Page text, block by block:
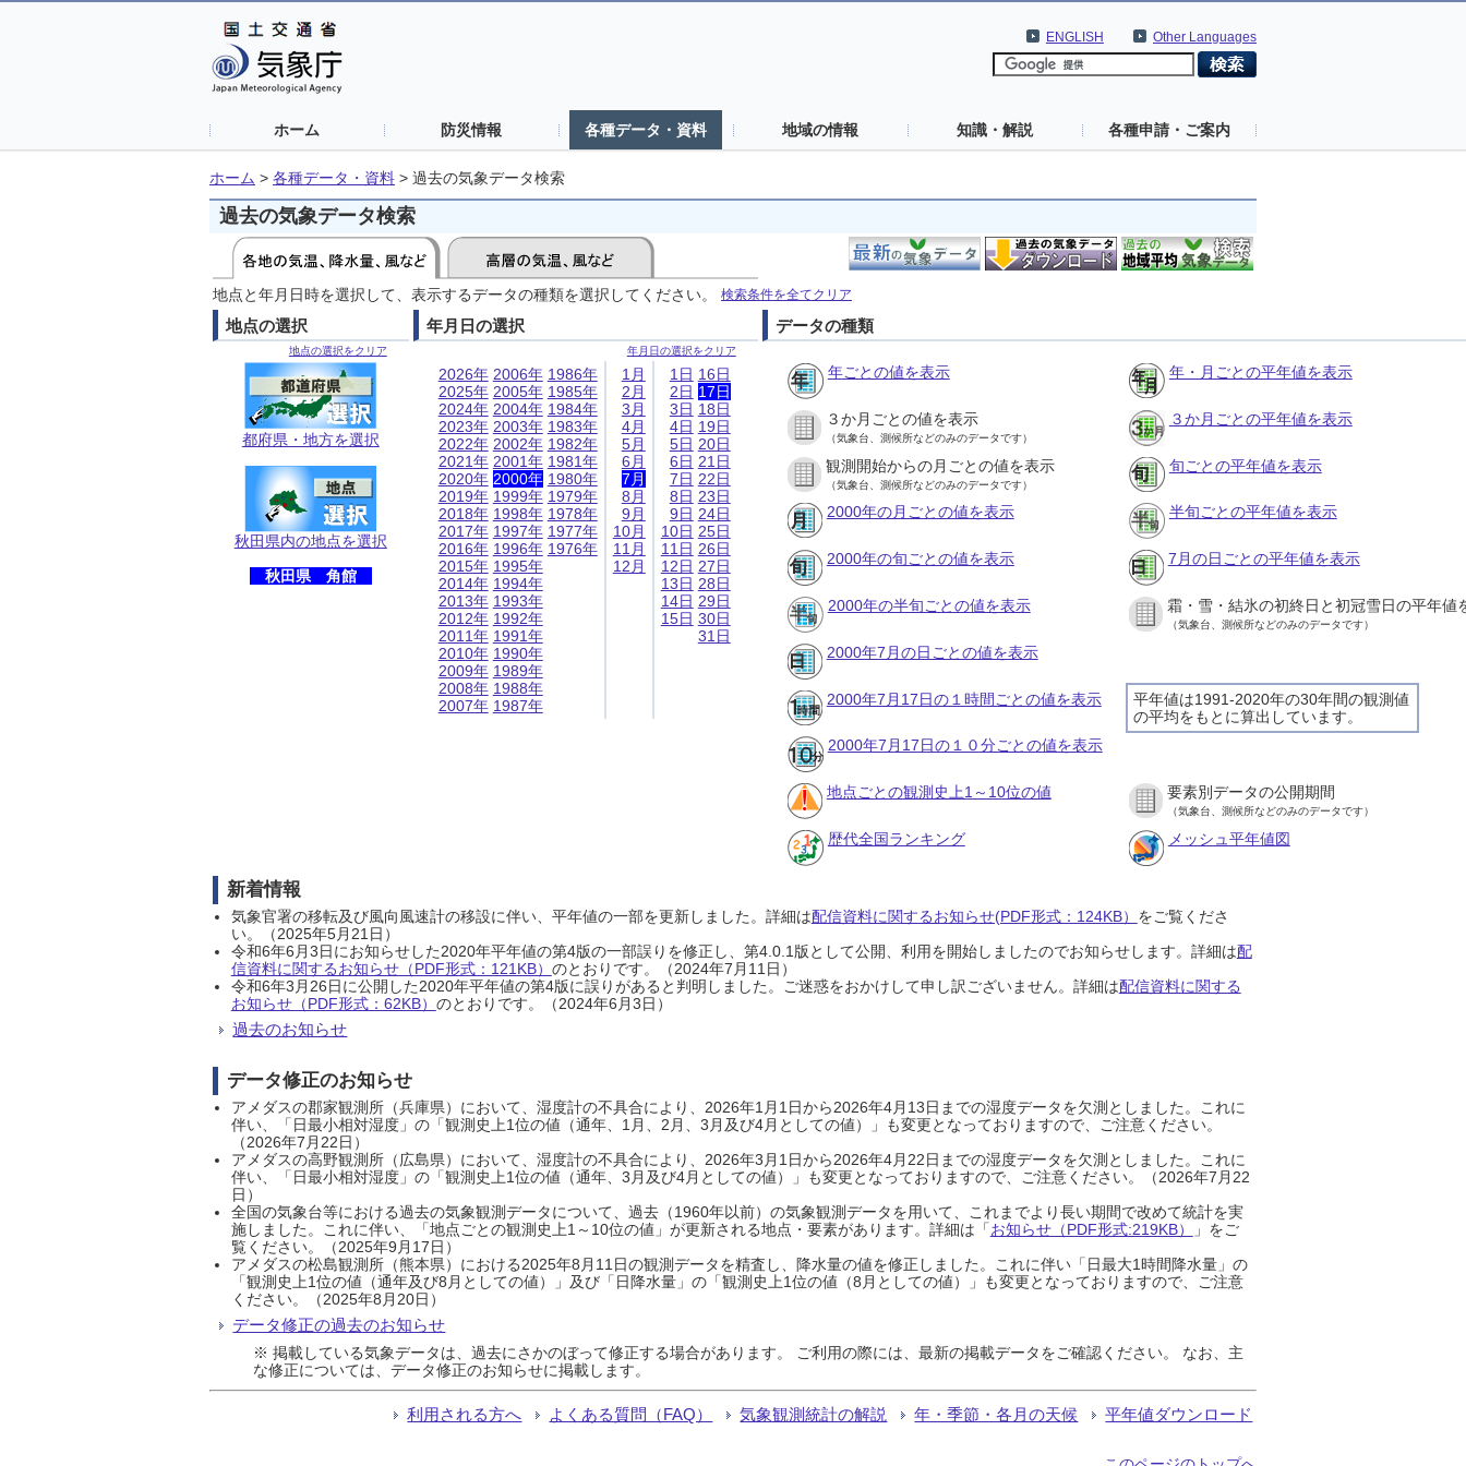
Other Languages
ENGLISH
ホーム 防災情報 各種データ・資料 地域の情報 知識・解説 各種申請・ご案内
ホーム > 各種データ・資料 > 過去の気象データ検索
過去の気象データ検索
地点と年月日時を選択して、表示するデータの種類を選択してください。 検索条件を全てクリア
地点の選択
地点の選択をクリア
都府県・地方を選択
秋田県内の地点を選択
秋田県 角館
年月日の選択
年月日の選択をクリア
2026年
2025年
2024年
2023年
2022年
2021年
2020年
2019年
2018年
2017年
2016年
2015年
2014年
2013年
2012年
2011年
2010年
2009年
2008年
2007年
2006年
2005年
2004年
2003年
2002年
2001年
2000年
1999年
1998年
1997年
1996年
1995年
1994年
1993年
1992年
1991年
1990年
1989年
1988年
1987年
1986年
1985年
1984年
1983年
1982年
1981年
1980年
1979年
1978年
1977年
1976年
1月
2月
3月
4月
5月
6月
7月
8月
9月
10月
11月
12月
1日
2日
3日
4日
5日
6日
7日
8日
9日
10日
11日
12日
13日
14日
15日
16日
17日
18日
19日
20日
21日
22日
23日
24日
25日
26日
27日
28日
29日
30日
31日
データの種類
年ごとの値を表示 年・月ごとの平年値を表示
３か月ごとの値を表示
（気象台、測候所などのみのデータです）
３か月ごとの平年値を表示
観測開始からの月ごとの値を表示
（気象台、測候所などのみのデータです）
旬ごとの平年値を表示
2000年の月ごとの値を表示 半旬ごとの平年値を表示
2000年の旬ごとの値を表示 7月の日ごとの平年値を表示
2000年の半旬ごとの値を表示 霜・雪・結氷の初終日と初冠雪日の平年値
（気象台、測候所などのみのデータです）
2000年7月の日ごとの値を表示
平年値は1991-2020年の30年間の観測値
の平均をもとに算出しています。
2000年7月17日の１時間ごとの値を表示
2000年7月17日の１０分ごとの値を表示
地点ごとの観測史上1～10位の値 要素別データの公開期間
（気象台、測候所などのみのデータです）
歴代全国ランキング メッシュ平年値図
新着情報
気象官署の移転及び風向風速計の移設に伴い、平年値の一部を更新しました。詳細は配信資料に関するお知らせ(PDF形式：124KB） をご覧くださ
い。（2025年5月21日）
令和6年6月3日にお知らせした2020年平年値の第4版の一部誤りを修正し、第4.0.1版として公開、利用を開始しましたのでお知らせします。詳細は配
信資料に関するお知らせ（PDF形式：121KB） のとおりです。（2024年7月11日）
令和6年3月26日に公開した2020年平年値の第4版に誤りがあると判明しました。ご迷惑をおかけして申し訳ございません。詳細は配信資料に関する
お知らせ（PDF形式：62KB） のとおりです。（2024年6月3日）
過去のお知らせ
データ修正のお知らせ
アメダスの郡家観測所（兵庫県）において、湿度計の不具合により、2026年1月1日から2026年4月13日までの湿度データを欠測としました。これに
伴い、「日最小相対湿度」の「観測史上1位の値（通年、1月、2月、3月及び4月としての値）」も変更となっておりますので、ご注意ください。
（2026年7月22日）
アメダスの高野観測所（広島県）において、湿度計の不具合により、2026年3月1日から2026年4月22日までの湿度データを欠測としました。これに
伴い、「日最小相対湿度」の「観測史上1位の値（通年、3月及び4月としての値）」も変更となっておりますので、ご注意ください。（2026年7月22
日）
全国の気象台等における過去の気象観測データについて、過去（1960年以前）の気象観測データを用いて、これまでより長い期間で改めて統計を実
施しました。これに伴い、「地点ごとの観測史上1～10位の値」が更新される地点・要素があります。詳細は「お知らせ（PDF形式:219KB）
」をご
覧ください。（2025年9月17日）
アメダスの松島観測所（熊本県）における2025年8月11日の観測データを精査し、降水量の値を修正しました。これに伴い「日最大1時間降水量」の
「観測史上1位の値（通年及び8月としての値）」及び「日降水量」の「観測史上1位の値（8月としての値）」も変更となっておりますので、ご注意
ください。（2025年8月20日）
データ修正の過去のお知らせ
※ 掲載している気象データは、過去にさかのぼって修正する場合があります。 ご利用の際には、最新の掲載データをご確認ください。 なお、主
な修正については、データ修正のお知らせに掲載します。
利用される方へ よくある質問（FAQ） 気象観測統計の解説 年・季節・各月の天候 平年値ダウンロード